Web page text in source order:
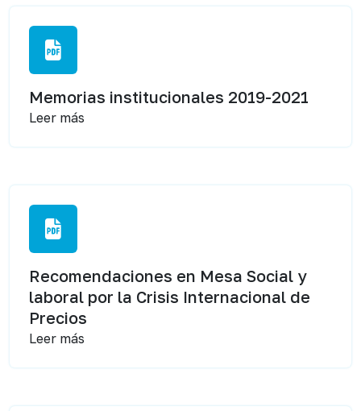
Memorias institucionales 2019-2021
Leer más
Recomendaciones en Mesa Social y
laboral por la Crisis Internacional de
Precios
Leer más